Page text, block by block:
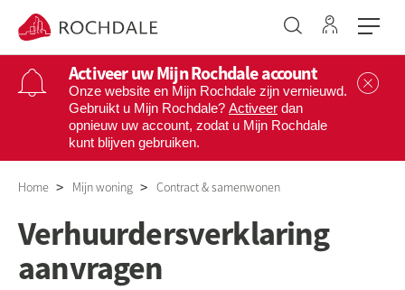
Naar hoofdinhoud
Naar hoofdnavigatiemenu
Naar zoeken
Naar de homepage Ga naar
Activeer uw Mijn Rochdale account
Onze website en Mijn Rochdale zijn vernieuwd.
Gebruikt u Mijn Rochdale? Activeer dan
opnieuw uw account, zodat u Mijn Rochdale
kunt blijven gebruiken.
Home Mijn woning Contract & samenwonen
Verhuurdersverklaring
aanvragen